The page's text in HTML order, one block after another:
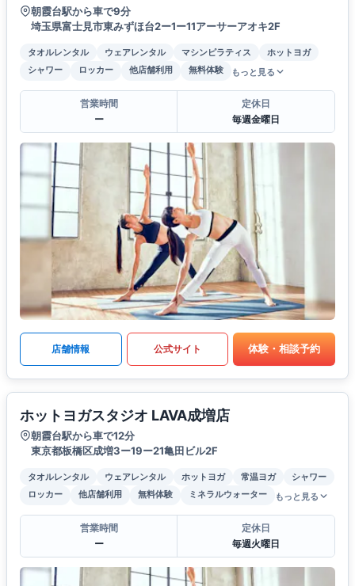
朝霞台駅から車で9分
埼玉県富士見市東みずほ台2ー1ー11アーサーアオキ2F
タオルレンタル ウェアレンタル マシンピラティス
ホットヨガ
シャワー
ロッカー 他店舗利用 無料体験 もっと見る
営業時間
ー
定休日
毎週金曜日
店舗情報 公式サイト 体験・相談予約
ホットヨガスタジオ LAVA成増店
朝霞台駅から車で12分
東京都板橋区成増3ー19ー21亀田ビル2F
タオルレンタル ウェアレンタル ホットヨガ 常温ヨガ
シャワー
ロッカー
他店舗利用 無料体験 ミネラルウォーター もっと見る
営業時間
ー
定休日
毎週火曜日